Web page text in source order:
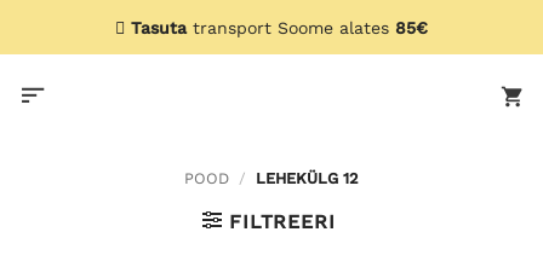
Tasutatransport Soome alates 85€
POOD / LEHEKÜLG 12
FILTREERI